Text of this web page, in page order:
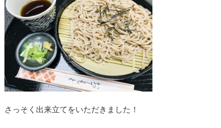
さっそく出来立てをいただきました！